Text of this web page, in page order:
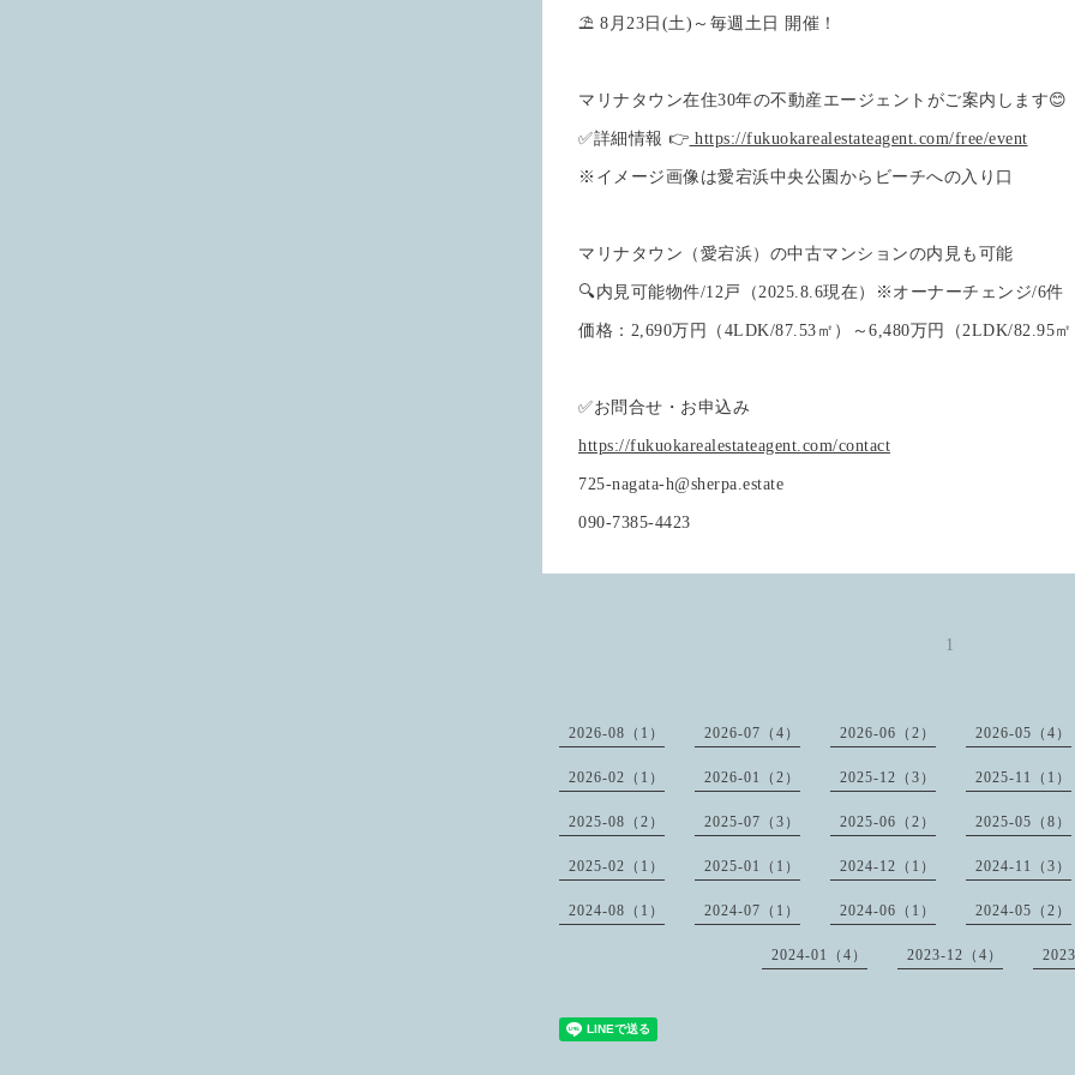
⛱ 8月23日(土)～毎週土日 開催！
マリナタウン在住30年の不動産エージェントがご案内します😊
✅詳細情報 👉 https://fukuokarealestateagent.com/free/event
※イメージ画像は愛宕浜中央公園からビーチへの入り口
マリナタウン（愛宕浜）の中古マンションの内見も可能
🔍内見可能物件/12戸（2025.8.6現在）※オーナーチェンジ/6件
価格：2,690万円（4LDK/87.53㎡）～6,480万円（2LDK/82.95㎡
✅お問合せ・お申込み
https://fukuokarealestateagent.com/contact
725-nagata-h@sherpa.estate
090-7385-4423
1
2026-08（1） 2026-07（4） 2026-06（2） 2026-05（4）
2026-02（1） 2026-01（2） 2025-12（3） 2025-11（1）
2025-08（2） 2025-07（3） 2025-06（2） 2025-05（8）
2025-02（1） 2025-01（1） 2024-12（1） 2024-11（3）
2024-08（1） 2024-07（1） 2024-06（1） 2024-05（2）
2024-01（4） 2023-12（4）